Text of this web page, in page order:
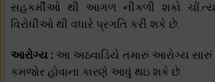
સહકર્મીઓ થી આગળ નીકળી શકો ચોં.ત્યાં
વિરોધીઓ થી વધારે પ્રગતિ કરી શકે છે.
આરોગ્ય : આ અઠવાડિયે તમારું આરોગ્ય સારું
કમજોર હોવાના કારણે આવું થઇ શકે છે.